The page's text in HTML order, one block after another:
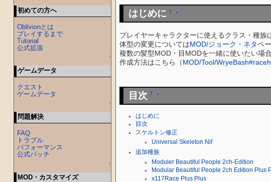
はじめに †
プレイヤーキャラクターに使えるクラス・種族
体型の変更についてはMOD/ジョーク・ネタペ
複数の髪型MOD・目MODを一緒に使いたい場
作成方法はこちら（MOD/Tool/
目次 †
はじめに
目次
スケルトン修正
Universal Skeleton Nif
追加種族
Moduler Beautiful People 2ch-Edition
Modular Beautiful People 2ch Edition Plus
x117Race Plus Plus
初めての方へ
Oblivionとは
プレイするまで
Tutorial
公式拡張
↑
ゲームデータ
クエスト
ゲームデータ
↑
問題解決
FAQ
トラブル
パフォーマンス
公式パッチ
↑
MOD・カスタマイズ